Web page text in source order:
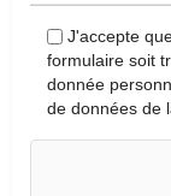
J'accepte
formulaire soit
donnée
de données de